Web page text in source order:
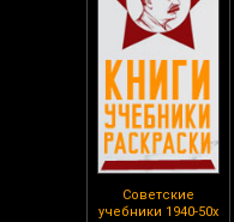
Советские
учебники 1940-50х